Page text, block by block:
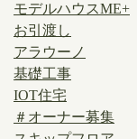
モデルハウスME+
お引渡し
アラウーノ
基礎工事
IOT住宅
＃オーナー募集